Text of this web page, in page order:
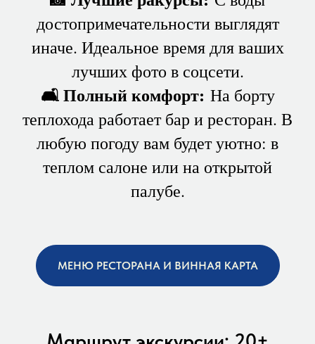
достопримечательности выглядят
иначе. Идеальное время для ваших
лучших фото в соцсети.
🛋 Полный комфорт: На борту
теплохода работает бар и ресторан. В
любую погоду вам будет уютно: в
теплом салоне или на открытой
палубе.
МЕНЮ РЕСТОРАНА И ВИННАЯ КАРТА